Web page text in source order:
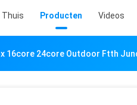
Thuis Producten Videos
16core 24core Outdoor Ftth